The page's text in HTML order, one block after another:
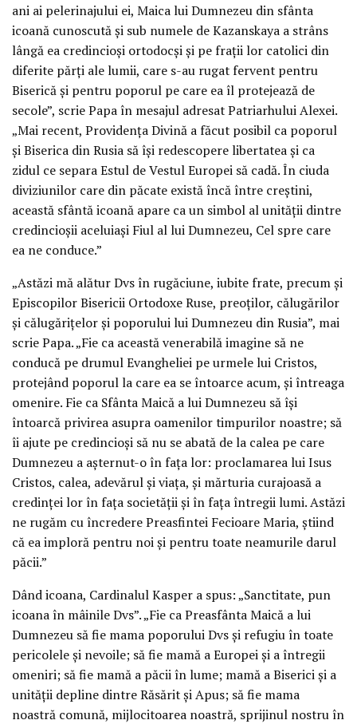
ani ai pelerinajului ei, Maica lui Dumnezeu din sfânta
icoană cunoscută şi sub numele de Kazanskaya a strâns
lângă ea credincioşi ortodocşi şi pe fraţii lor catolici din
diferite părţi ale lumii, care s-au rugat fervent pentru
Biserică şi pentru poporul pe care ea îl protejează de
secole”, scrie Papa în mesajul adresat Patriarhului Alexei.
„Mai recent, Providenţa Divină a făcut posibil ca poporul
şi Biserica din Rusia să îşi redescopere libertatea şi ca
zidul ce separa Estul de Vestul Europei să cadă. În ciuda
diviziunilor care din păcate există încă între creştini,
această sfântă icoană apare ca un simbol al unităţii dintre
credincioşii aceluiaşi Fiul al lui Dumnezeu, Cel spre care
ea ne conduce.”
„Astăzi mă alătur Dvs în rugăciune, iubite frate, precum şi
Episcopilor Bisericii Ortodoxe Ruse, preoţilor, călugărilor
şi călugăriţelor şi poporului lui Dumnezeu din Rusia”, mai
scrie Papa. „Fie ca această venerabilă imagine să ne
conducă pe drumul Evangheliei pe urmele lui Cristos,
protejând poporul la care ea se întoarce acum, şi întreaga
omenire. Fie ca Sfânta Maică a lui Dumnezeu să îşi
întoarcă privirea asupra oamenilor timpurilor noastre; să
îi ajute pe credincioşi să nu se abată de la calea pe care
Dumnezeu a aşternut-o în faţa lor: proclamarea lui Isus
Cristos, calea, adevărul şi viaţa, şi mărturia curajoasă a
credinţei lor în faţa societăţii şi în faţa întregii lumi. Astăzi
ne rugăm cu încredere Preasfintei Fecioare Maria, ştiind
că ea imploră pentru noi şi pentru toate neamurile darul
păcii.”
Dând icoana, Cardinalul Kasper a spus: „Sanctitate, pun
icoana în mâinile Dvs”. „Fie ca Preasfânta Maică a lui
Dumnezeu să fie mama poporului Dvs şi refugiu în toate
pericolele şi nevoile; să fie mamă a Europei şi a întregii
omeniri; să fie mamă a păcii în lume; mamă a Biserici şi a
unităţii depline dintre Răsărit şi Apus; să fie mama
noastră comună, mijlocitoarea noastră, sprijinul nostru în